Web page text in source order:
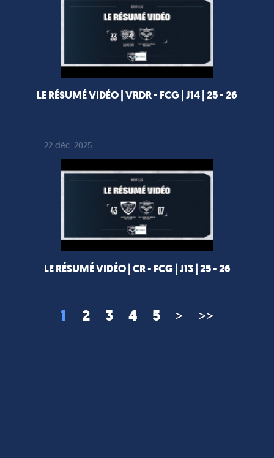
LE RÉSUMÉ VIDÉO | VRDR - FCG | J14 | 25 - 26
22 déc. 2025
LE RÉSUMÉ VIDÉO | CR - FCG | J13 | 25 - 26
1 2 3 4 5 > >>